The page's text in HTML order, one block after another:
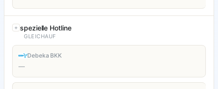
spezielle Hotline
GLEICHAUF
Debeka BKK
—